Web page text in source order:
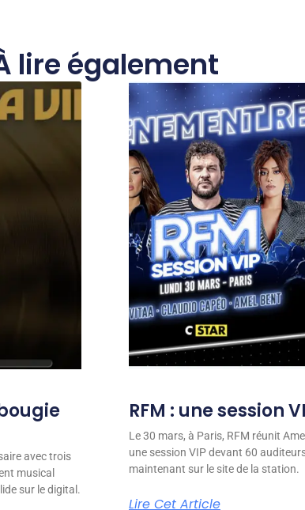
lire également
avec trois
musical
sur le digital.
RFM : une session
Le 30 mars, à Paris, RFM réunit
une session VIP devant 60
maintenant sur le site de la station.
Lire Cet Article